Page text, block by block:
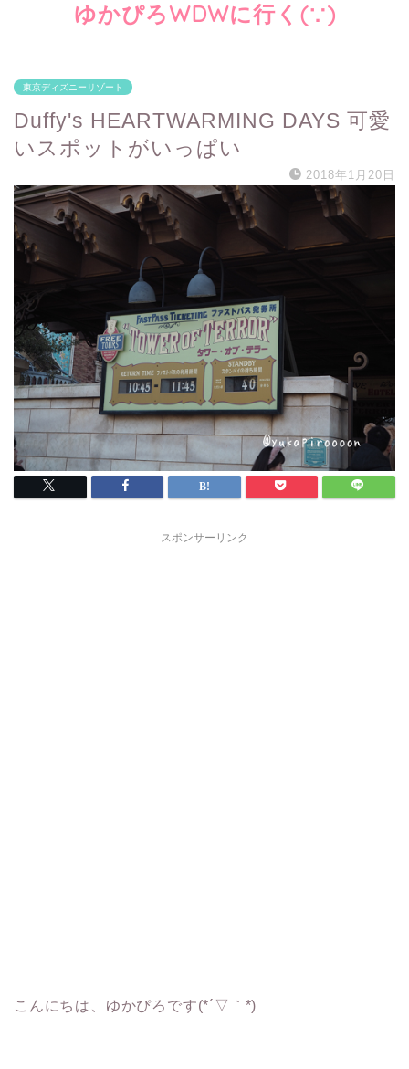
ゆかぴろWDWに行く(∵)
東京ディズニーリゾート
Duffy's HEARTWARMING DAYS 可愛
いスポットがいっぱい
2018年1月20日
スポンサーリンク
こんにちは、ゆかぴろです(*´▽｀*)